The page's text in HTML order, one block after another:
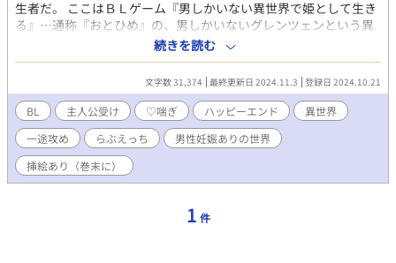
生者だ。 ここはＢＬゲーム『男しかいない異世界で姫として生き
る』…通称『おとひめ』の、男しかいないグレンツェンという異
世界。 今世の俺は、公爵夫人という恵まれた立場。 できればこの
まま贅沢気ままに公爵夫人（後妻）として暮らしたかったのだ
が。 夢で女神から「もうすぐ死ぬのよぉ」なんて言われたものだ
から、さあ大変？！ そこで俺は夫のアレン閣下に最期のお願いを
した。 「アレンが愛する人に抱かれている姿を見たい」と。 する
とアレンからは、「分かった」と、承諾の返事が？！ ＊＊＊＊＊
＊ 全８話。主人公受け。 可愛い系受け。受けの♡喘ぎあり。 メイ
ンカプ以外のエロ描写あり。 男性妊娠ありの世界。R-18は(※)し
てます。 地雷の方は「そっ閉じ推奨」です。 ムーンでも投稿した
続きを読む
文字数 31,374 最終更新日 2024.11.3 登録日 2024.10.21
BL 主人公受け ♡喘ぎ ハッピーエンド
異世界
一途攻め
らぶえっち
男性妊娠ありの世界
挿絵あり（巻末に）
1 件